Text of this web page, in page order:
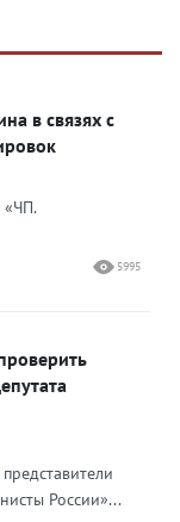
в связях с
«ЧП.
5995
России»...